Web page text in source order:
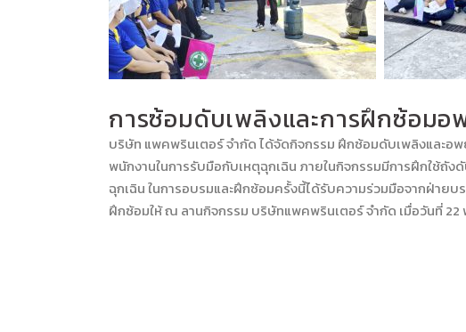
การซ้อมดับเพลิงและการฝึกซ้อมอ
บริษัท แพคพรินเตอร์ จำกัด ได้จัดกิจกรรม ฝึกซ้อมดับเพลิงและอ
พนักงานในการรับมือกับเหตุฉุกเฉิน ภายในกิจกรรมมีการฝึกใช้ถั
ฉุกเฉิน ในการอบรมและฝึกซ้อมครั้งนี้ได้รับความร่วมมือจากฝ่ายบ
ฝึกซ้อมให้ ณ ลานกิจกรรม บริษัทแพคพรินเตอร์ จำกัด เมื่อวันที่